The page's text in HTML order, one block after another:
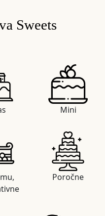
Sweets
Mini
Poročne